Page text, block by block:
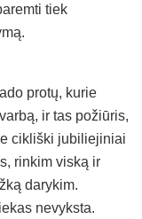
tiek
protų, kurie
ir tas požiūris,
cikliški jubiliejiniai
rinkim viską ir
darykim.
nevyksta.